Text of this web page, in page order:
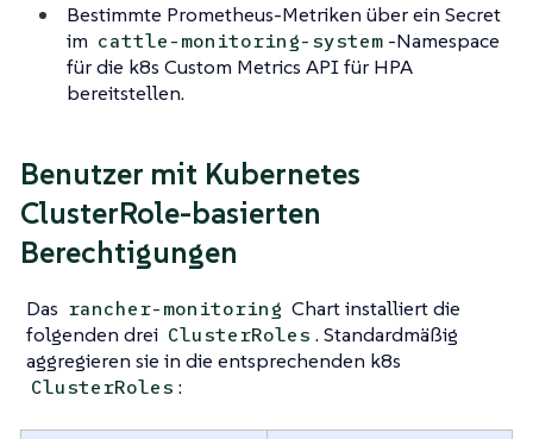
Bestimmte Prometheus-Metriken über ein Secret
im cattle-monitoring-system -Namespace
für die k8s Custom Metrics API für HPA
bereitstellen.
Benutzer mit Kubernetes
ClusterRole-basierten
Berechtigungen
Das rancher-monitoring Chart installiert die
folgenden drei ClusterRoles . Standardmäßig
aggregieren sie in die entsprechenden k8s
ClusterRoles :